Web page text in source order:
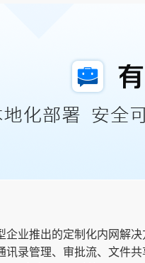
业推出的定制化内网解决
讯录管理、审批流、文件共